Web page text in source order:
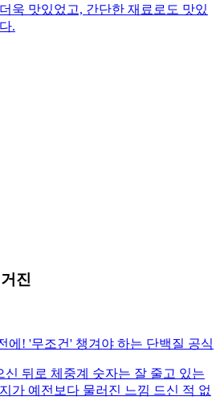
욱 맛있었고, 간단한 재료로도 맛있
.
진
에! '무조건' 챙겨야 하는 단백질 공식
신 뒤로 체중계 숫자는 잘 줄고 있는
가 예전보다 물러진 느낌 드신 적 없